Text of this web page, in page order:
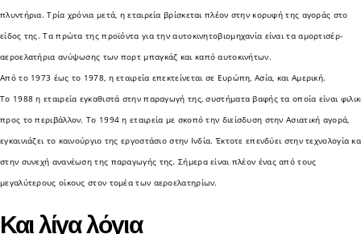
πλυντήρια. Τρία χρόνια μετά, η εταιρεία βρίσκεται πλέον στην κορυφή της αγοράς στο
είδος της. Τα πρώτα της προϊόντα για την αυτοκινητοβιομηχανία είναι τα αμορτισέρ-
αεροελατήρια ανύψωσης των πορτ μπαγκάζ και καπό αυτοκινήτων.
Από το 1973 έως το 1978, η εταιρεία επεκτείνεται σε Ευρώπη, Ασία, και Αμερική.
To 1988 η εταιρεία εγκαθιστά στην παραγωγή της, συστήματα βαφής τα οποία είναι
προς το περιβάλλον. Το 1994 η εταιρεία με σκοπό την διείσδυση στην Ασιατική αγορά,
εγκαινιάζει το καινούργιο της εργοστάσιο στην Ινδία. Έκτοτε επενδύει στην τεχνολογία
στην συνεχή ανανέωση της παραγωγής της. Σήμερα είναι πλέον ένας από τους
μεγαλύτερους οίκους στον τομέα των αεροελατηρίων.
Και λίγα λόγια